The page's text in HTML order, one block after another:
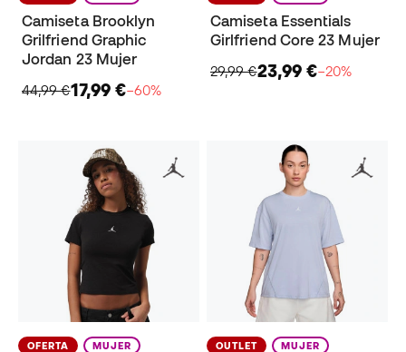
Camiseta Brooklyn
Grilfriend Graphic
Jordan 23 Mujer
44,99 €17,99 €−60%
Camiseta Essentials
Girlfriend Core 23 Mujer
29,99 €23,99 €−20%
OFERTA MUJER OUTLET MUJER